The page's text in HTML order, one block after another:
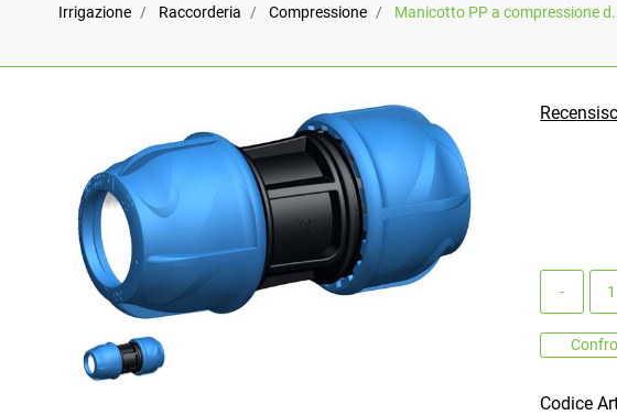
Irrigazione Raccorderia Compressione Manicotto PP a compressione
Codice